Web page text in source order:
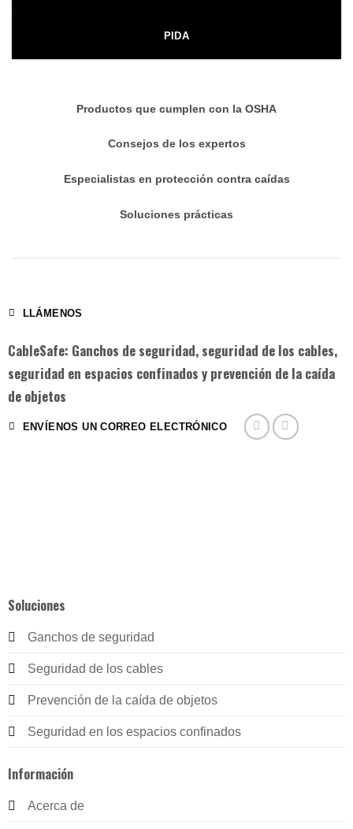
PIDA
Productos que cumplen con la OSHA
Consejos de los expertos
Especialistas en protección contra caídas
Soluciones prácticas
LLÁMENOS
CableSafe: Ganchos de seguridad, seguridad de los cables,
seguridad en espacios confinados y prevención de la caída
de objetos
ENVÍENOS UN CORREO ELECTRÓNICO
Soluciones
Ganchos de seguridad
Seguridad de los cables
Prevención de la caída de objetos
Seguridad en los espacios confinados
Información
Acerca de